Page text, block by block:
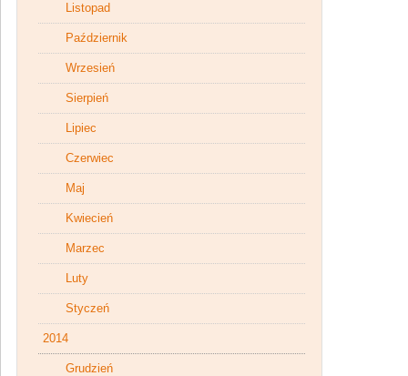
Listopad
Październik
Wrzesień
Sierpień
Lipiec
Czerwiec
Maj
Kwiecień
Marzec
Luty
Styczeń
2014
Grudzień